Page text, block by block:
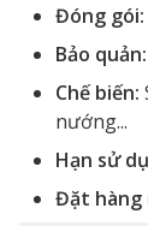
Đóng gói:
Bảo quản:
Chế biến:
nướng...
Hạn sử
Đặt hàng